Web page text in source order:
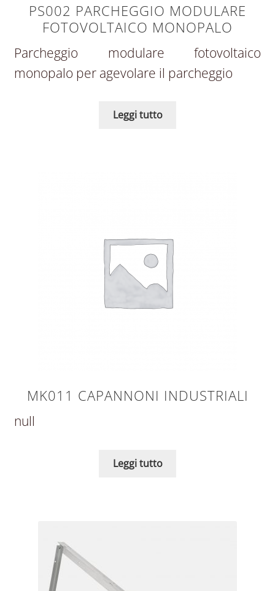
PS002 PARCHEGGIO MODULARE
FOTOVOLTAICO MONOPALO
Parcheggio modulare fotovoltaico
monopalo per agevolare il parcheggio
Leggi tutto
MK011 CAPANNONI INDUSTRIALI
null
Leggi tutto